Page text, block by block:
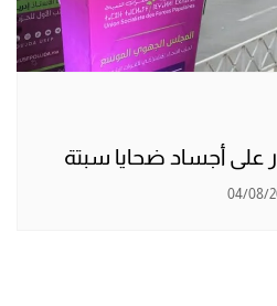
على أجساد ضحايا سبتة
04/08/